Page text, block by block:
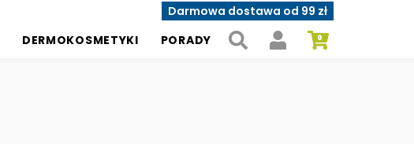
Darmowa dostawa od 99 zł
DERMOKOSMETYKI PORADY